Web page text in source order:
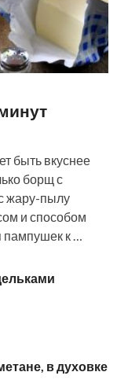
быть вкуснее
борщ с
жару-пылу
и способом
пампушек к …
в духовке